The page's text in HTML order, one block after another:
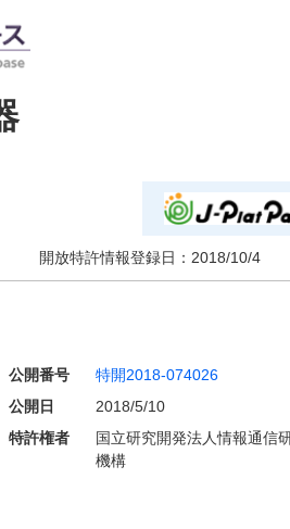
開放特許情報登録日： 2018/10/4
公開番号 特開2018-074026
公開日
2018/5/10
特許権者
国立研究開発法人情報通信
機構